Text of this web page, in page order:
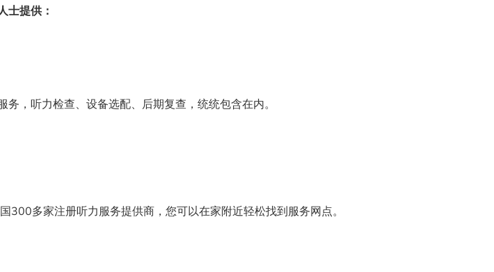
士提供：
，听力检查、设备选配、后期复查，统统包含在内。
多家注册听力服务提供商，您可以在家附近轻松找到服务网点。